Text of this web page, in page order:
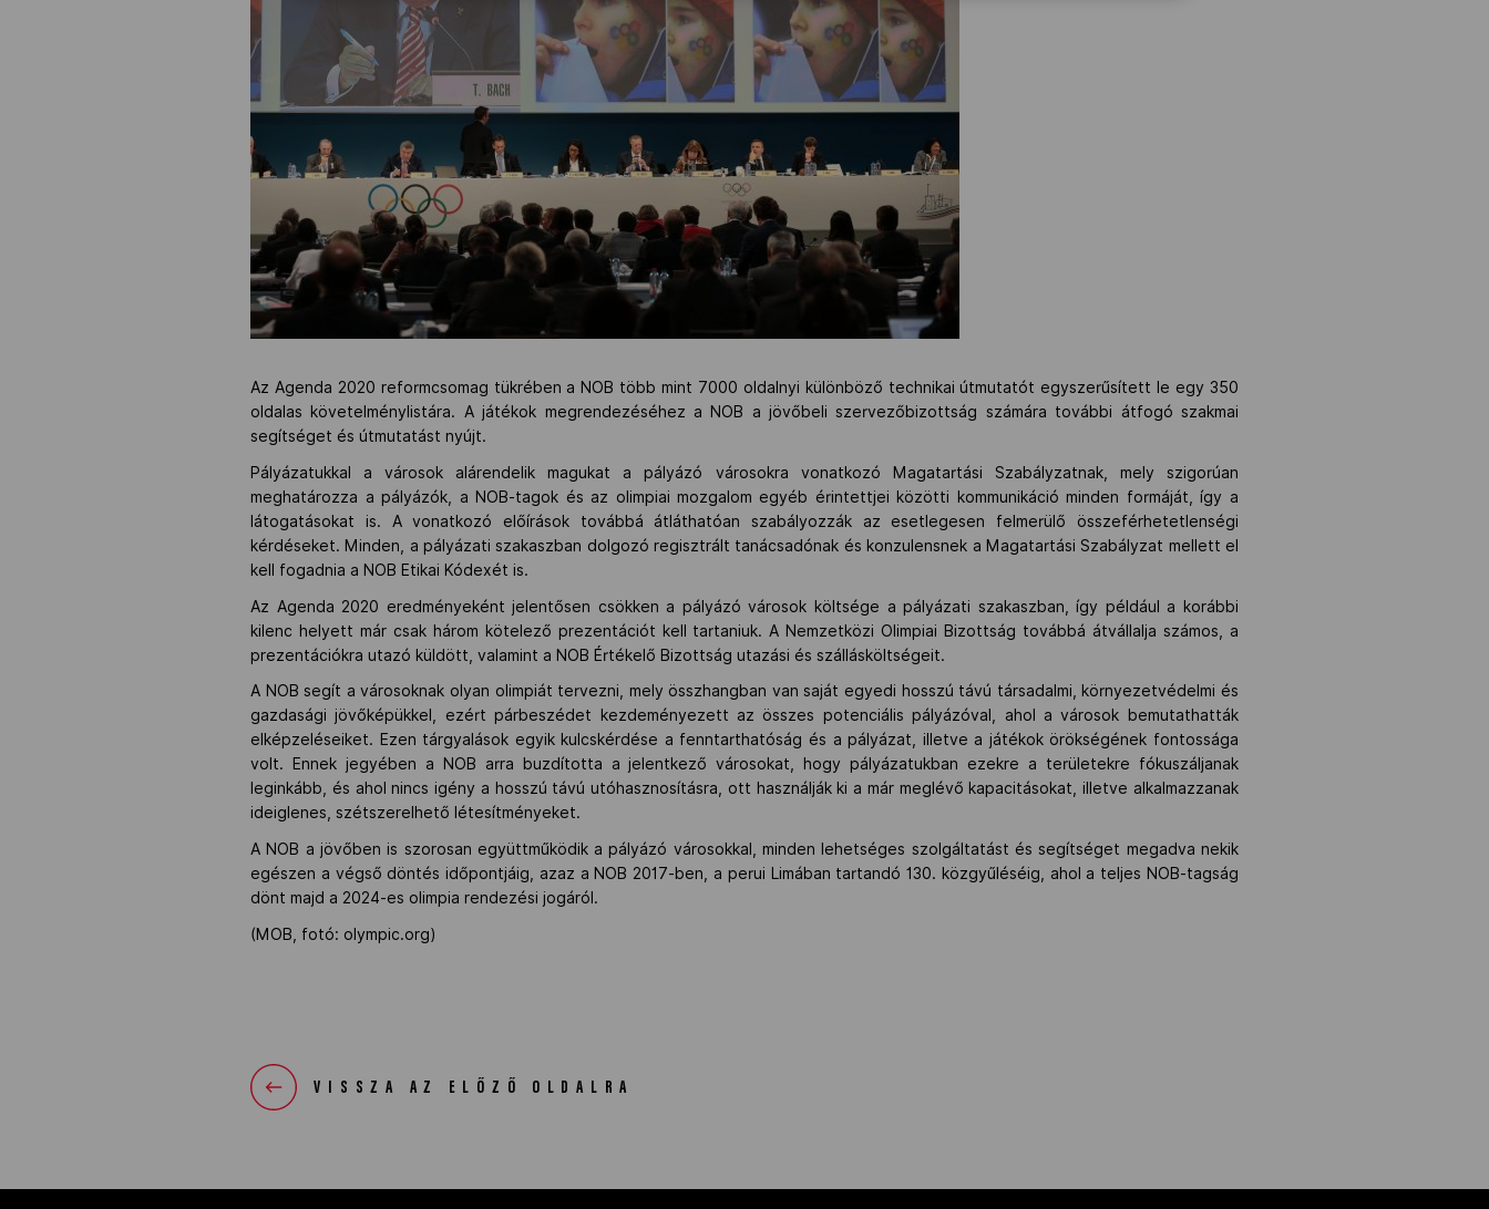
Az Agenda 2020 reformcsomag tükrében a NOB több mint 7000 oldalnyi különböző technikai útmutatót egyszerűsített le egy 350
oldalas követelménylistára. A játékok megrendezéséhez a NOB a jövőbeli szervezőbizottság számára további átfogó szakmai
segítséget és útmutatást nyújt.
Pályázatukkal a városok alárendelik magukat a pályázó városokra vonatkozó Magatartási Szabályzatnak, mely szigorúan
meghatározza a pályázók, a NOB-tagok és az olimpiai mozgalom egyéb érintettjei közötti kommunikáció minden formáját, így a
látogatásokat is. A vonatkozó előírások továbbá átláthatóan szabályozzák az esetlegesen felmerülő összeférhetetlenségi
kérdéseket. Minden, a pályázati szakaszban dolgozó regisztrált tanácsadónak és konzulensnek a Magatartási Szabályzat mellett el
kell fogadnia a NOB Etikai Kódexét is.
Az Agenda 2020 eredményeként jelentősen csökken a pályázó városok költsége a pályázati szakaszban, így például a korábbi
kilenc helyett már csak három kötelező prezentációt kell tartaniuk. A Nemzetközi Olimpiai Bizottság továbbá átvállalja számos, a
prezentációkra utazó küldött, valamint a NOB Értékelő Bizottság utazási és szállásköltségeit.
A NOB segít a városoknak olyan olimpiát tervezni, mely összhangban van saját egyedi hosszú távú társadalmi, környezetvédelmi és
gazdasági jövőképükkel, ezért párbeszédet kezdeményezett az összes potenciális pályázóval, ahol a városok bemutathatták
elképzeléseiket. Ezen tárgyalások egyik kulcskérdése a fenntarthatóság és a pályázat, illetve a játékok örökségének fontossága
volt. Ennek jegyében a NOB arra buzdította a jelentkező városokat, hogy pályázatukban ezekre a területekre fókuszáljanak
leginkább, és ahol nincs igény a hosszú távú utóhasznosításra, ott használják ki a már meglévő kapacitásokat, illetve alkalmazzanak
ideiglenes, szétszerelhető létesítményeket.
A NOB a jövőben is szorosan együttműködik a pályázó városokkal, minden lehetséges szolgáltatást és segítséget megadva nekik
egészen a végső döntés időpontjáig, azaz a NOB 2017-ben, a perui Limában tartandó 130. közgyűléséig, ahol a teljes NOB-tagság
dönt majd a 2024-es olimpia rendezési jogáról.
(MOB, fotó: olympic.org)
VISSZA AZ ELŐZŐ OLDALRA